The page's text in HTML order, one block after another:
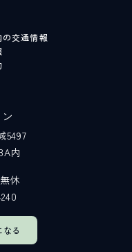
の交通情報
なる
5497
内
休